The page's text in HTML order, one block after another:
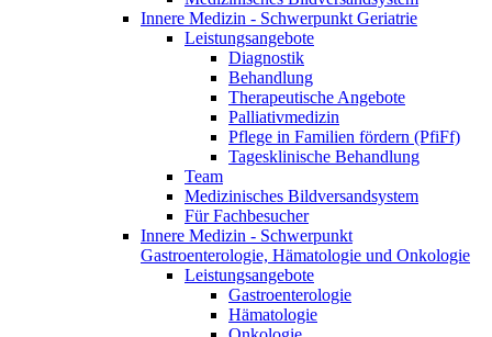
Innere Medizin - Schwerpunkt Geriatrie
Leistungsangebote
Diagnostik
Behandlung
Therapeutische Angebote
Palliativmedizin
Pflege in Familien fördern (PfiFf)
Tagesklinische Behandlung
Team
Medizinisches Bildversandsystem
Für Fachbesucher
Innere Medizin - Schwerpunkt
Gastroenterologie, Hämatologie und Onkologie
Leistungsangebote
Gastroenterologie
Hämatologie